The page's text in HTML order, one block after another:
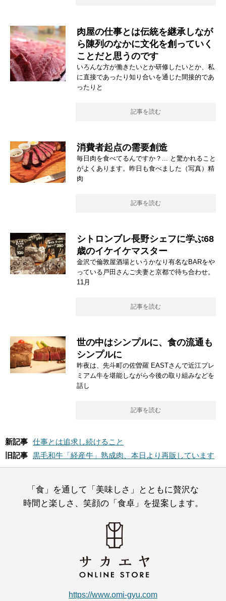
肉屋の仕事とは伝統を継承しなが
ら陳列のなかに文化を創っていく
ことだと思うのです
いろんな方が働きたいとか研修したいとか、私
に直接であったり知り合いを通じた間接的であ
ったりと
記事を読む
消費者起点の需要創造
毎日肉を食べてるんですか？... と驚かれること
がよくあります。昨日も食べました（写真）精
肉
記事を読む
シトロンブレ長野シェフに学ぶ68
歳のイケイケマスター
金沢で倫敦屋酒場というかなり有名なBARをや
っている戸田さんご夫妻と京都で待ち合わせ。
11月
記事を読む
世の中はシンプルに、食の流通も
シンプルに
昨夜は、先斗町の佐曽羅 EASTさんで近江プレ
ミアム牛を堪能しながら今後の取り組みなどを
話し
記事を読む
新記事 仕事とは追求し続けること
旧記事 黒毛和牛「経産牛」熟成肉、本日より再販しています
「食」を通して「美味しさ」とともに贅沢な
時間と楽しさ、笑顔の「食卓」を提案します。
https://www.omi-gyu.com